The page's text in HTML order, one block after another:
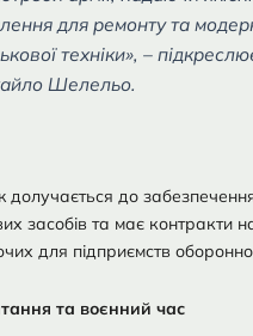
для ремонту та
техніки», –
Шелельо.
долучається до
засобів та має контракти
для підприємств
та воєнний час